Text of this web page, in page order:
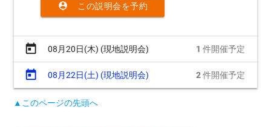
person_pin この説明会を予約
1 件開催予定
today 08月20日(木) (現地説明会)
2件開催予定
today 08月22日(土) (現地説明会)
▲このページの先頭へ